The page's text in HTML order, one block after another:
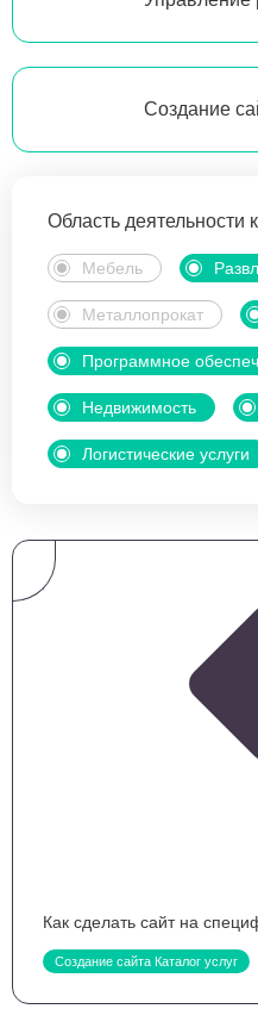
Создание
Область деятельности
Мебель
Металлопрокат
Программное
Недвижимость
Логистические услуги
Как сделать сайт на
Создание сайта Каталог услуг